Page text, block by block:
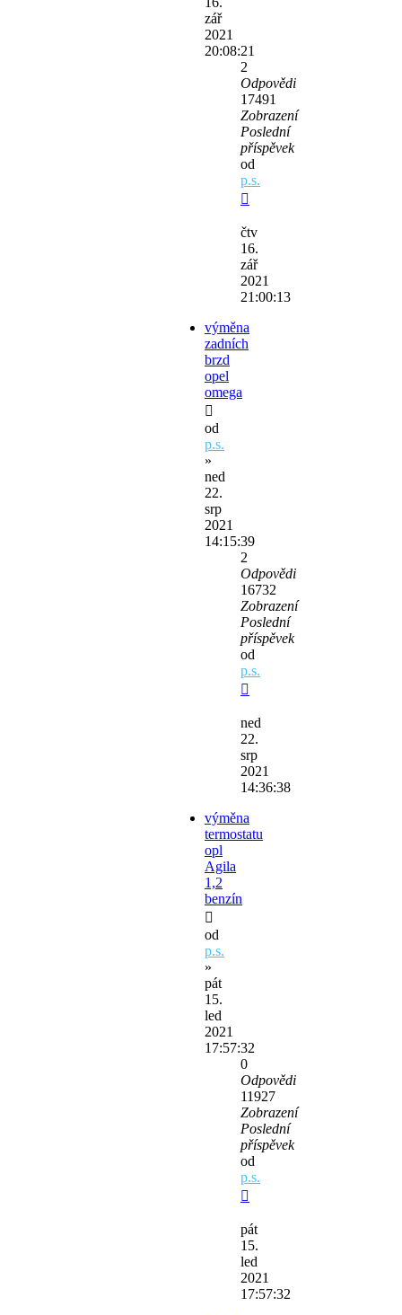
zář
2021
20:08:21
2
Odpovědi
17491
Zobrazení
Poslední
příspěvek
od
p.s.
čtv
16.
zář
2021
21:00:13
výměna
zadních
brzd
opel
omega
od
p.s.
»
ned
22.
srp
2021
14:15:39
2
Odpovědi
16732
Zobrazení
Poslední
příspěvek
od
p.s.
ned
22.
srp
2021
14:36:38
výměna
termostatu
opl
Agila
1,2
benzín
od
p.s.
»
pát
15.
led
2021
17:57:32
0
Odpovědi
11927
Zobrazení
Poslední
příspěvek
od
p.s.
pát
15.
led
2021
17:57:32